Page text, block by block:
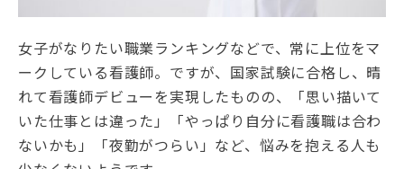
女子がなりたい職業ランキングなどで、常に上位をマ
ークしている看護師。ですが、国家試験に合格し、晴
れて看護師デビューを実現したものの、「思い描いて
いた仕事とは違った」「やっぱり自分に看護職は合わ
ないかも」「夜勤がつらい」など、悩みを抱える人も